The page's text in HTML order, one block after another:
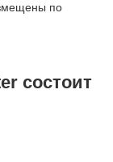
по
состоит